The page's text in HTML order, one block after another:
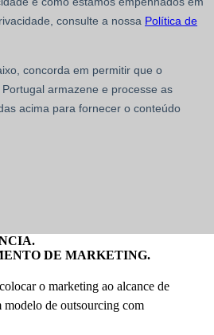
DE MARKETING.
o marketing ao alcance de
modelo de outsourcing com